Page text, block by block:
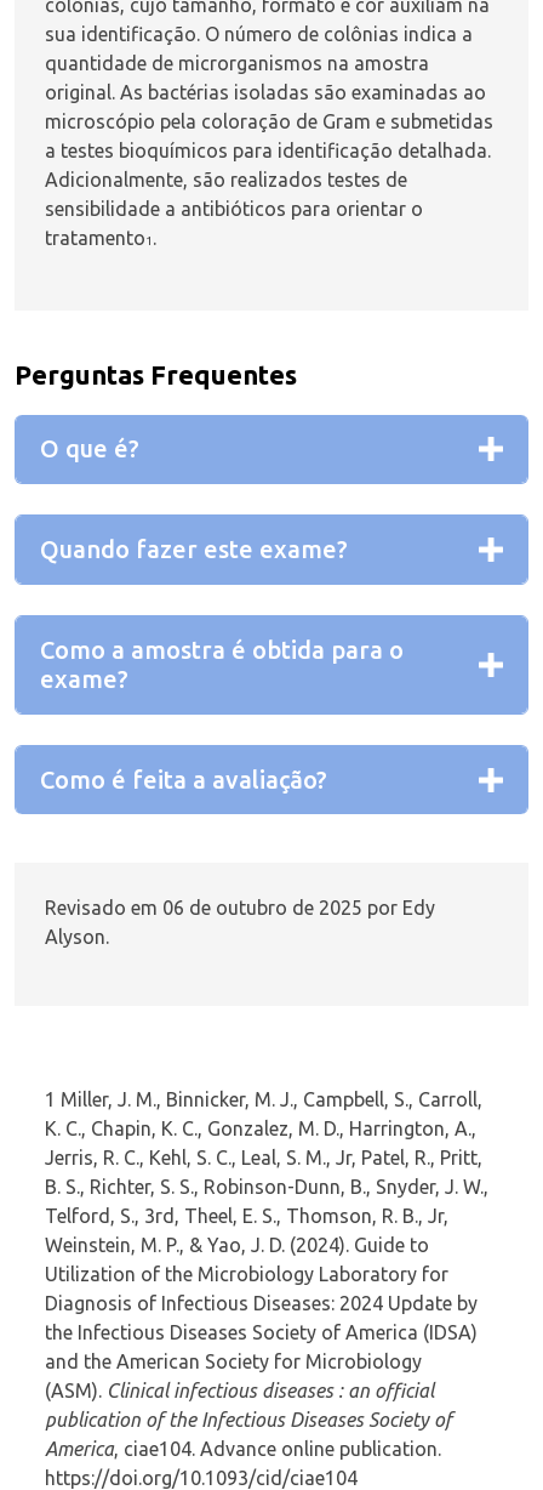
colônias, cujo tamanho, formato e cor auxiliam na
sua identificação. O número de colônias indica a
quantidade de microrganismos na amostra
original. As bactérias isoladas são examinadas ao
microscópio pela coloração de Gram e submetidas
a testes bioquímicos para identificação detalhada.
Adicionalmente, são realizados testes de
sensibilidade a antibióticos para orientar o
tratamento1 .
Perguntas Frequentes
O que é?
Quando fazer este exame?
Como a amostra é obtida para o
exame?
Como é feita a avaliação?
Revisado em 06 de outubro de 2025 por Edy
Alyson.
1 Miller, J. M., Binnicker, M. J., Campbell, S., Carroll,
K. C., Chapin, K. C., Gonzalez, M. D., Harrington, A.,
Jerris, R. C., Kehl, S. C., Leal, S. M., Jr, Patel, R., Pritt,
B. S., Richter, S. S., Robinson-Dunn, B., Snyder, J. W.,
Telford, S., 3rd, Theel, E. S., Thomson, R. B., Jr,
Weinstein, M. P., & Yao, J. D. (2024). Guide to
Utilization of the Microbiology Laboratory for
Diagnosis of Infectious Diseases: 2024 Update by
the Infectious Diseases Society of America (IDSA)
and the American Society for Microbiology
(ASM). Clinical infectious diseases : an official
publication of the Infectious Diseases Society of
America, ciae104. Advance online publication.
https://doi.org/10.1093/cid/ciae104